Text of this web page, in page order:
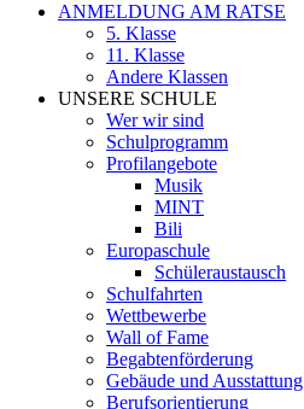
ANMELDUNG AM RATSE
5. Klasse
11. Klasse
Andere Klassen
UNSERE SCHULE
Wer wir sind
Schulprogramm
Profilangebote
Musik
MINT
Bili
Europaschule
Schüleraustausch
Schulfahrten
Wettbewerbe
Wall of Fame
Begabtenförderung
Gebäude und Ausstattung
Berufsorientierung